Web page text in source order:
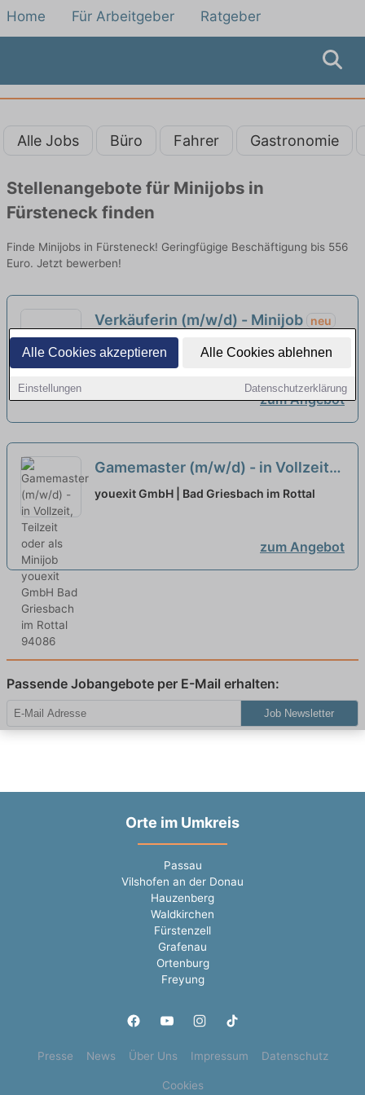
Alle Cookies akzeptieren Alle Cookies ablehnen
Einstellungen Datenschutzerklärung
Home Für Arbeitgeber Ratgeber
Alle Jobs Büro Fahrer Gastronomie
Stellenangebote für Minijobs in
Fürsteneck finden
Finde Minijobs in Fürsteneck! Geringfügige Beschäftigung bis 556
Euro. Jetzt bewerben!
Verkäuferin (m/w/d) - Minijob neu
Gusti Leder GmbH | Passau
zum Angebot
Gamemaster (m/w/d) - in Vollzeit,
Teilzeit oder als Minijob
youexit GmbH | Bad Griesbach im Rottal
zum Angebot
Passende Jobangebote per E-Mail erhalten:
Job Newsletter
Orte im Umkreis
Passau
Vilshofen an der Donau
Hauzenberg
Waldkirchen
Fürstenzell
Grafenau
Ortenburg
Freyung
Presse News Über Uns Impressum Datenschutz
Cookies